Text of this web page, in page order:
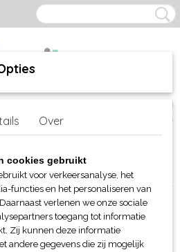
(0)
>Myrtle Beach hoofd-handen
cap
Over
cookies gebruikt
voor verkeersanalyse, het
functies en het personaliseren van
verlenen we onze sociale
toegang tot informatie
Zij kunnen deze informatie
andere gegevens die zij mogelijk